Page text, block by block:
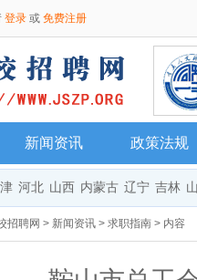
登录 或 免费注册
新闻资讯 政策法规
河北 山西 内蒙古 辽宁 吉林
招聘网 > 新闻资讯 > 求职指南 > 内容